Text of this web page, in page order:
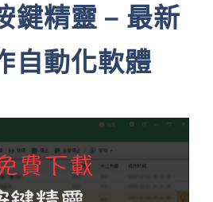
鍵精靈 – 最新
自動化軟體